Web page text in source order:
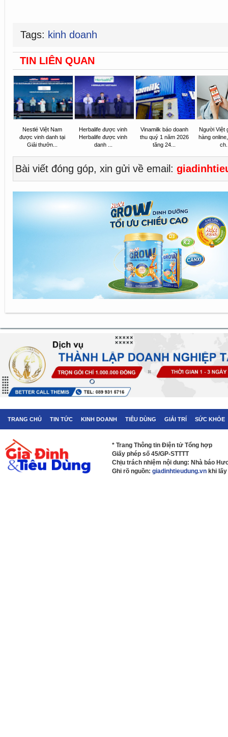
Tags: kinh doanh
TIN LIÊN QUAN
Nestlé Việt Nam
được vinh danh tại
Giải thưởn...
Herbalife được vinh
Herbalife được vinh
danh ...
Vinamilk báo doanh
thu quý 1 năm 2026
tăng 24...
Người Việt
hàng
Bài viết đóng góp, xin gửi về email:
TRANG CHỦ TIN TỨC KINH DOANH TIÊU DÙNG GIẢI TRÍ SỨC KHỎE
* Trang Thông tin Điện tử Tổng hợp
Giấy phép số 45/GP-STTTT
Chịu trách nhiệm nội dung: Nhà báo
Ghi rõ nguồn: giadinhtieudung.vn khi